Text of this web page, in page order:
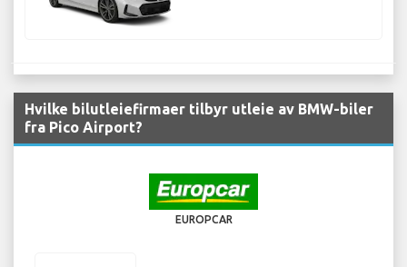
Hvilke bilutleiefirmaer tilbyr utleie av BMW-biler
fra Pico Airport?
EUROPCAR